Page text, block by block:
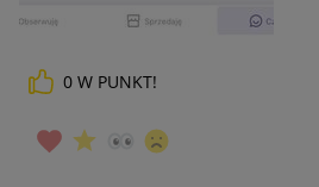
0 W PUNKT!